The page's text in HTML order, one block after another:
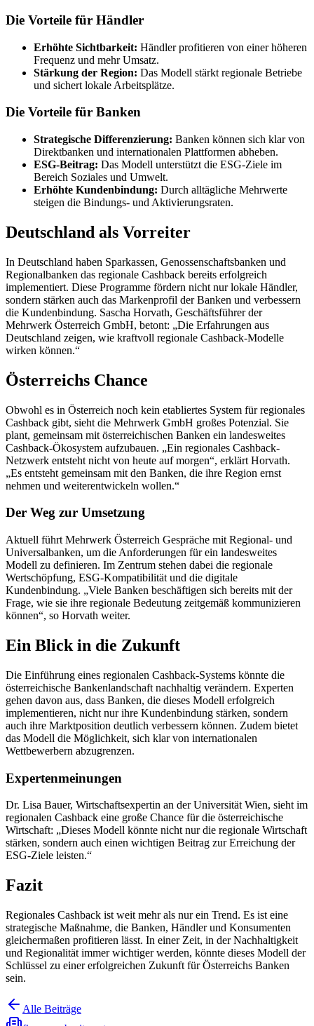
Die Vorteile für Händler
Erhöhte Sichtbarkeit: Händler profitieren von einer höheren
Frequenz und mehr Umsatz.
Stärkung der Region: Das Modell stärkt regionale Betriebe
und sichert lokale Arbeitsplätze.
Die Vorteile für Banken
Strategische Differenzierung: Banken können sich klar von
Direktbanken und internationalen Plattformen abheben.
ESG-Beitrag: Das Modell unterstützt die ESG-Ziele im
Bereich Soziales und Umwelt.
Erhöhte Kundenbindung: Durch alltägliche Mehrwerte
steigen die Bindungs- und Aktivierungsraten.
Deutschland als Vorreiter
In Deutschland haben Sparkassen, Genossenschaftsbanken und
Regionalbanken das regionale Cashback bereits erfolgreich
implementiert. Diese Programme fördern nicht nur lokale Händler,
sondern stärken auch das Markenprofil der Banken und verbessern
die Kundenbindung. Sascha Horvath, Geschäftsführer der
Mehrwerk Österreich GmbH, betont: „Die Erfahrungen aus
Deutschland zeigen, wie kraftvoll regionale Cashback-Modelle
wirken können.“
Österreichs Chance
Obwohl es in Österreich noch kein etabliertes System für regionales
Cashback gibt, sieht die Mehrwerk GmbH großes Potenzial. Sie
plant, gemeinsam mit österreichischen Banken ein landesweites
Cashback-Ökosystem aufzubauen. „Ein regionales Cashback-
Netzwerk entsteht nicht von heute auf morgen“, erklärt Horvath.
„Es entsteht gemeinsam mit den Banken, die ihre Region ernst
nehmen und weiterentwickeln wollen.“
Der Weg zur Umsetzung
Aktuell führt Mehrwerk Österreich Gespräche mit Regional- und
Universalbanken, um die Anforderungen für ein landesweites
Modell zu definieren. Im Zentrum stehen dabei die regionale
Wertschöpfung, ESG-Kompatibilität und die digitale
Kundenbindung. „Viele Banken beschäftigen sich bereits mit der
Frage, wie sie ihre regionale Bedeutung zeitgemäß kommunizieren
können“, so Horvath weiter.
Ein Blick in die Zukunft
Die Einführung eines regionalen Cashback-Systems könnte die
österreichische Bankenlandschaft nachhaltig verändern. Experten
gehen davon aus, dass Banken, die dieses Modell erfolgreich
implementieren, nicht nur ihre Kundenbindung stärken, sondern
auch ihre Marktposition deutlich verbessern können. Zudem bietet
das Modell die Möglichkeit, sich klar von internationalen
Wettbewerbern abzugrenzen.
Expertenmeinungen
Dr. Lisa Bauer, Wirtschaftsexpertin an der Universität Wien, sieht im
regionalen Cashback eine große Chance für die österreichische
Wirtschaft: „Dieses Modell könnte nicht nur die regionale Wirtschaft
stärken, sondern auch einen wichtigen Beitrag zur Erreichung der
ESG-Ziele leisten.“
Fazit
Regionales Cashback ist weit mehr als nur ein Trend. Es ist eine
strategische Maßnahme, die Banken, Händler und Konsumenten
gleichermaßen profitieren lässt. In einer Zeit, in der Nachhaltigkeit
und Regionalität immer wichtiger werden, könnte dieses Modell der
Schlüssel zu einer erfolgreichen Zukunft für Österreichs Banken
sein.
Alle Beiträge